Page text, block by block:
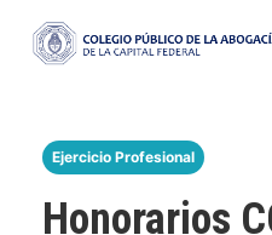
Ejercicio Profesional
Honorarios